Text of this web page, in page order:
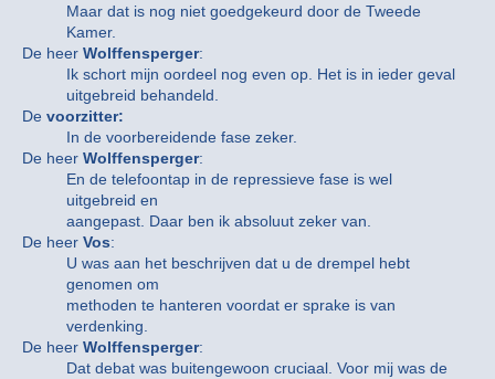
Maar dat is nog niet goedgekeurd door de Tweede
Kamer.
De heer Wolffensperger:
Ik schort mijn oordeel nog even op. Het is in ieder geval
uitgebreid behandeld.
De voorzitter:
In de voorbereidende fase zeker.
De heer Wolffensperger:
En de telefoontap in de repressieve fase is wel
uitgebreid en
aangepast. Daar ben ik absoluut zeker van.
De heer Vos:
U was aan het beschrijven dat u de drempel hebt
genomen om
methoden te hanteren voordat er sprake is van
verdenking.
De heer Wolffensperger:
Dat debat was buitengewoon cruciaal. Voor mij was de